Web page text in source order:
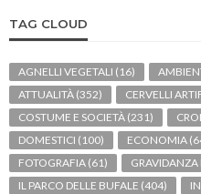
TAG CLOUD
AGNELLI VEGETALI (16)
ATTUALITÀ (352) CERVELLI
COSTUME E SOCIETÀ (231)
DOMESTICI (100) ECONOMIA
FOTOGRAFIA (61) GRAVIDANZA
IL PARCO DELLE BUFALE (404)